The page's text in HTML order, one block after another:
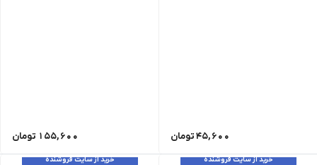
45,600تومان 155,600 تومان
خرید از سایت فروشنده خرید از سایت فروشنده